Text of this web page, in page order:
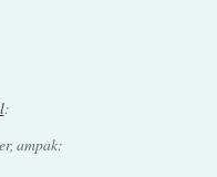
:
ampak: